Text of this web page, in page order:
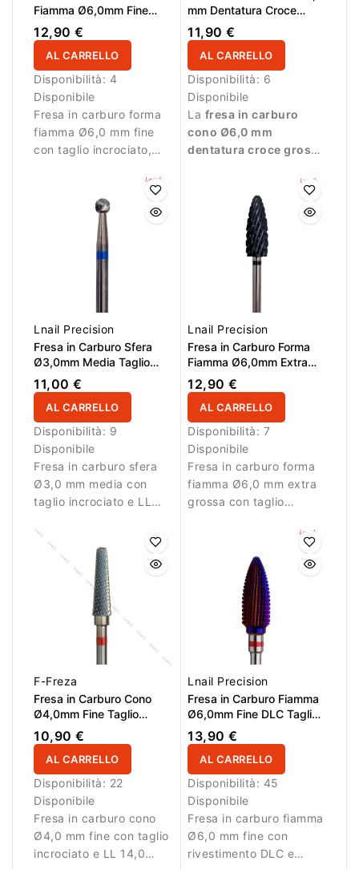
Fiamma Ø6,0mm Fine
Taglio Incrociato DLC LL
16,0mm L/R
12,90 €
AL CARRELLO
Disponibilità: 4
Disponibile
Fresa in carburo forma
fiamma Ø6,0 mm fine
con taglio incrociato,
16,0 mm e L/R. Ideale
per lavori di precisione
mm Dentatura Croce
Grossa LL 14,0 mm
11,90 €
AL CARRELLO
Disponibilità: 6
Disponibile
La fresa in carburo
cono Ø6,0 mm
dentatura croce grossa
rimozione rapida di gel,
acrilico, polygel e
semipermanente. La
dentatura grossa
capacità di taglio,
permette di lavorare
efficacemente su
superfici più ampie e
zone precise.
Lnail Precision
Fresa in Carburo Sfera
Ø3,0mm Media Taglio
Incrociato LL 3,0mm
11,00 €
AL CARRELLO
Disponibilità: 9
Disponibile
Fresa in carburo sfera
Ø3,0 mm media con
taglio incrociato e LL
lavorazioni di precisione
su piccole aree
dell’unghia.
Lnail Precision
Fresa in Carburo Forma
Fiamma Ø6,0mm Extra
Grossa Taglio Incrociato
DLC LL 16,0mm L/R
12,90 €
AL CARRELLO
Disponibilità: 7
Disponibile
Fresa in carburo forma
fiamma Ø6,0 mm extra
grossa con taglio
DLC, AL 16,0 mm e L/R.
Ideale per rimozione
intensa di gel e acrilico.
F-Freza
Fresa in Carburo Cono
Ø4,0mm Fine Taglio
Incrociato LL 14,0mm
10,90 €
AL CARRELLO
Disponibilità: 22
Disponibile
Fresa in carburo cono
Ø4,0 mm fine con taglio
incrociato e LL 14,0
Lnail Precision
Fresa in Carburo Fiamma
Ø6,0mm Fine DLC Taglio
Longitudinale LL 14,6mm
13,90 €
AL CARRELLO
Disponibilità: 45
Disponibile
Fresa in carburo fiamma
Ø6,0 mm fine con
rivestimento DLC e